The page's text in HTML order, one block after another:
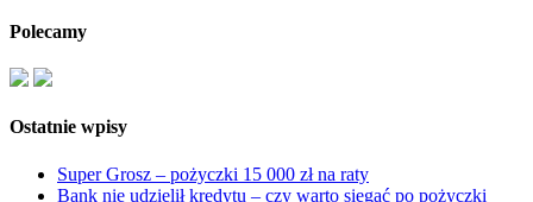
Polecamy
Ostatnie wpisy
Super Grosz – pożyczki 15 000 zł na raty
Bank nie udzielił kredytu – czy warto sięgać po pożyczki